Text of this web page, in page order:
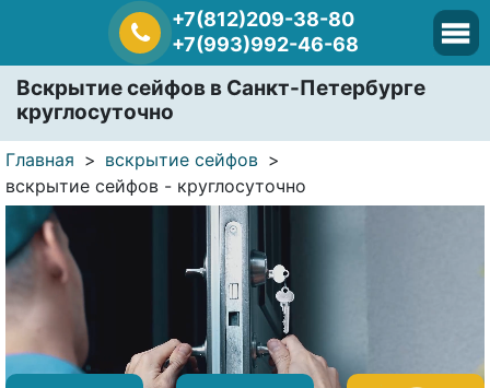
+7(812)209-38-80
+7(993)992-46-68
Вскрытие сейфов в Санкт-Петербурге
круглосуточно
Главная
вскрытие сейфов
вскрытие сейфов - круглосуточно